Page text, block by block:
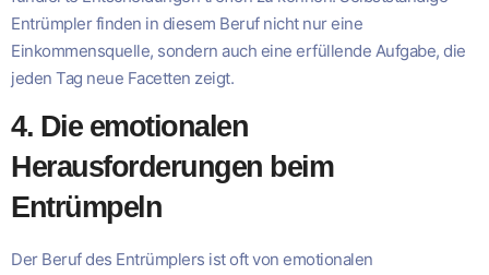
Entrümpler finden in diesem Beruf nicht nur eine
Einkommensquelle, sondern auch eine erfüllende Aufgabe, die
jeden Tag neue Facetten zeigt.
4. Die emotionalen
Herausforderungen beim
Entrümpeln
Der Beruf des Entrümplers ist oft von emotionalen